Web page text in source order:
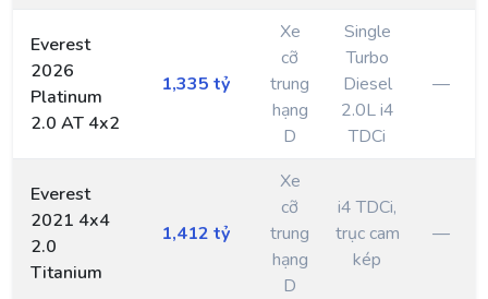
Everest
2026
Platinum
2.0 AT 4x2
1,335 tỷ
Xe
cỡ
trung
hạng
D
Single
Turbo
Diesel
2.0L i4
TDCi
—
Everest
2021 4x4
2.0
Titanium
1,412 tỷ
Xe
cỡ
trung
hạng
D
i4 TDCi,
trục cam
kép
—